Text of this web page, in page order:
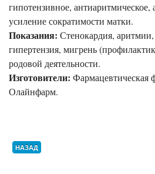
гипотензивное, антиаритмическое,
усиление сократимости матки.
Показания: Стенокардия, аритмии,
гипертензия, мигрень
родовой деятельности.
Изготовители: Фармацевтическая
Олайнфарм.
НАЗАД